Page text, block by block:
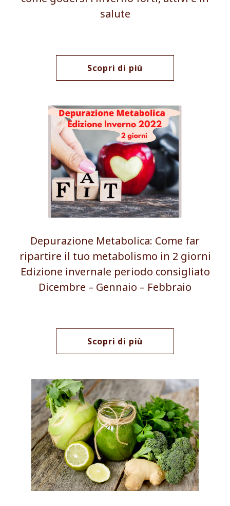
salute
Scopri di più
Depurazione Metabolica: Come far
ripartire il tuo metabolismo in 2 giorni
Edizione invernale periodo consigliato
Dicembre – Gennaio – Febbraio
Scopri di più